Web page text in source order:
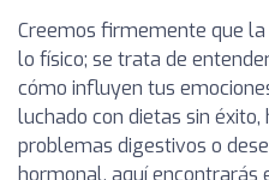
Creemos firmemente que
lo físico; se trata de
cómo influyen tus
luchado con dietas sin
problemas digestivos o
hormonal, aquí encontrarás